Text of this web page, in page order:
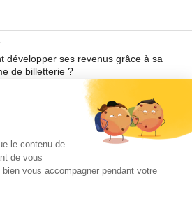
développer ses revenus grâce à sa
de billetterie ?